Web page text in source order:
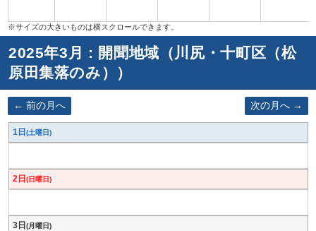
2025年3月 : 開聞地域（川尻・十町区（松
原田集落のみ））
前の月へ 次の月へ
1日 (土曜日)
2日 (日曜日)
3日 (月曜日)